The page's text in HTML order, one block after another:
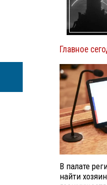
Главное
В палате
найти